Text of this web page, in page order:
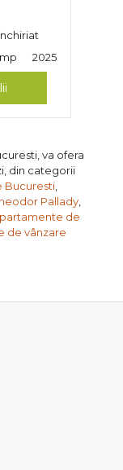
2025
va ofera
din categorii
Bucuresti,
Pallady,
de
de vânzare